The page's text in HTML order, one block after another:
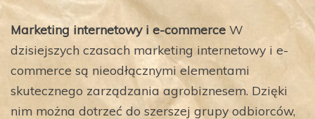
Marketing internetowy i e-commerce W
dzisiejszych czasach marketing internetowy i e-
commerce są nieodłącznymi elementami
skutecznego zarządzania agrobiznesem. Dzięki
nim można dotrzeć do szerszej grupy odbiorców,